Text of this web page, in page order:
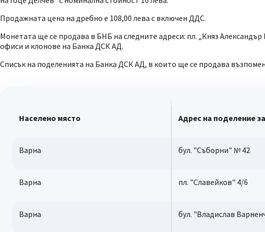
Продажната цена на дребно е 108,00 лева с включен ДДС.
Монетата ще се продава в БНБ на следните адреси: пл. „Княз
офиси и клонове на Банка ДСК АД.
Списък на поделенията на Банка ДСК АД, в които ще се продава
Населено място Адрес на поделение
Варна бул. "Съборни" № 42
Варна пл. "Славейков" 4/6
Варна бул. "Владислав